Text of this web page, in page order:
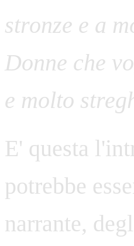
stronze e a
Donne che
e molto
E' questa
potrebbe
narrante,